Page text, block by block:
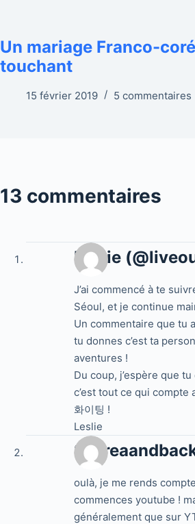
Un mariage Franco-
touchant
15 février 2019 5 commentaires
13 commentaires
Leslie
J’ai commencé à te
Séoul, et je continue
Un commentaire que tu
tu donnes c’est ta
aventures !
Du coup, j’espère que
c’est tout ce qui compte
화이팅 !
Leslie
oulà, je me rends
commences youtube !
généralement que sur